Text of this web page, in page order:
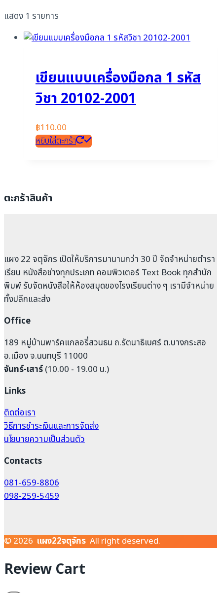
แสดง 1 รายการ
เขียนแบบเครื่องมือกล 1 รหัส
วิชา 20102-2001
฿110.00
หยิบใส่ตะกร้า
ตะกร้าสินค้า
แผง 22 จตุจักร เปิดให้บริการมานานกว่า 30 ปี จัดจำหน่ายตำรา
เรียน หนังสือช่างทุกประเภท คอมพิวเตอร์ Text Book ทุกสำนัก
พิมพ์ รับจัดหนังสือให้ห้องสมุดของโรงเรียนต่าง ๆ เรามีจำหน่าย
ทั้งปลีกและส่ง
Office
189 หมู่บ้านพาร์คแกลอรี่สวนธน ถ.รัตนาธิเบศร์ ต.บางกระสอ
อ.เมือง จ.นนทบุรี 11000
จันทร์-เสาร์(10.00 - 19.00 น.)
Links
ติดต่อเรา
วิธีการชำระเงินและการจัดส่ง
นโยบายความเป็นส่วนตัว
Contacts
081-659-8806
098-259-5459
© 2026 แผง22จตุจักร All right deserved.
Review Cart